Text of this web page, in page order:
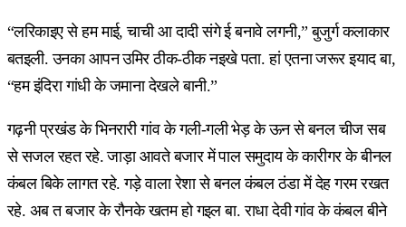
“लरिकाइए से हम माई, चाची आ दादी संगे ई बनावे लगनी,” बुजुर्ग कलाकार
बतइली. उनका आपन उमिर ठीक-ठीक नइखे पता. हां एतना जरूर इयाद बा,
“हम इंदिरा गांधी के जमाना देखले बानी.”
गढ़नी प्रखंड के भिनरारी गांव के गली-गली भेड़ के ऊन से बनल चीज सब
से सजल रहत रहे. जाड़ा आवते बजार में पाल समुदाय के कारीगर के बीनल
कंबल बिके लागत रहे. गड़े वाला रेशा से बनल कंबल ठंडा में देह गरम रखत
रहे. अब त बजार के रौनके खतम हो गइल बा. राधा देवी गांव के कंबल बीने